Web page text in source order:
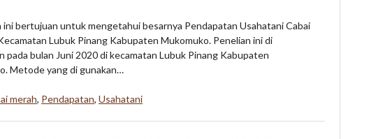
ini bertujuan untuk mengetahui besarnya Pendapatan Usahatani Cabai
Lubuk Pinang Kabupaten Mukomuko. Penelian ini di
pada bulan Juni 2020 di kecamatan Lubuk Pinang Kabupaten
Metode yang di gunakan…
merah, Pendapatan, Usahatani